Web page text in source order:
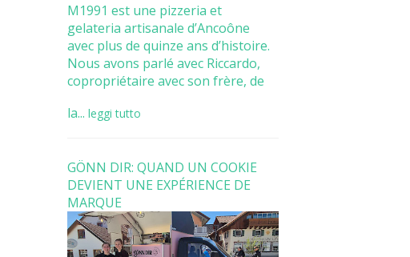
M1991 est une pizzeria et
gelateria artisanale d’Ancoône
avec plus de quinze ans d’histoire.
Nous avons parlé avec Riccardo,
copropriétaire avec son frère, de
la... leggi tutto
GÖNN DIR: QUAND UN COOKIE
DEVIENT UNE EXPÉRIENCE DE
MARQUE